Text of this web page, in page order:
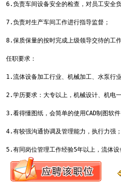
6.负责车间设备安全的检查，对员工安全
7.负责对生产车间工作进行指导监督；
8.保质保量的按时完成上级领导交待的工
任职要求：
1.流体设备加工行业、机械加工、水泵行
2.学历要求：大专以上，机械设计、机电
3.看得懂图纸，会简单的使用CAD制图软
4.有较强沟通协调及管理能力，执行力强
5.有同岗位管理工作经验5年以上，流体